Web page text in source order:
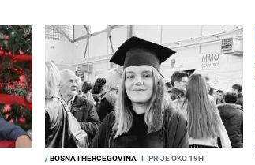
/BOSNA I HERCEGOVINA I PRIJE OKO 19H